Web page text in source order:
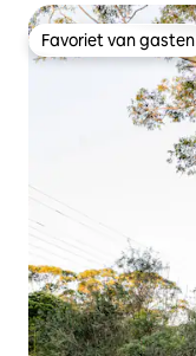
Favoriet van gasten
Favoriet van gasten